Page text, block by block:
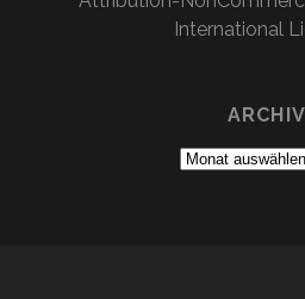
International
ARCHIV
Archiv